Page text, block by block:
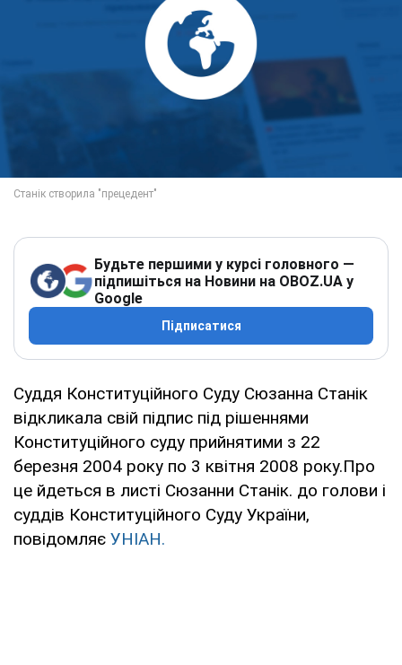
Будьте першими у курсі головного —
підпишіться на Новини на OBOZ.UA у
Google
Підписатися
Суддя Конституційного Суду Сюзанна Станік
відкликала свій підпис під рішеннями
Конституційного суду прийнятими з 22
березня 2004 року по 3 квітня 2008 року.Про
це йдеться в листі Сюзанни Станік. до голови і
суддів Конституційного Суду України,
повідомляє УНІАН.